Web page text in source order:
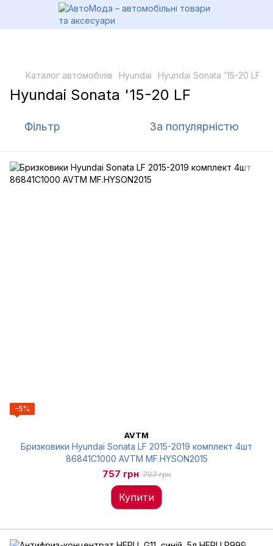
Каталог автомобілів Hyundai Hyundai Sonata '15-20 LF
Hyundai Sonata '15-20 LF
Фільтр За популярністю
−5%
AVTM
Бризковики Hyundai Sonata LF 2015-2019 комплект 4шт
86841C1000 AVTM MF.HYSON2015
757 грн 797 грн
Купити